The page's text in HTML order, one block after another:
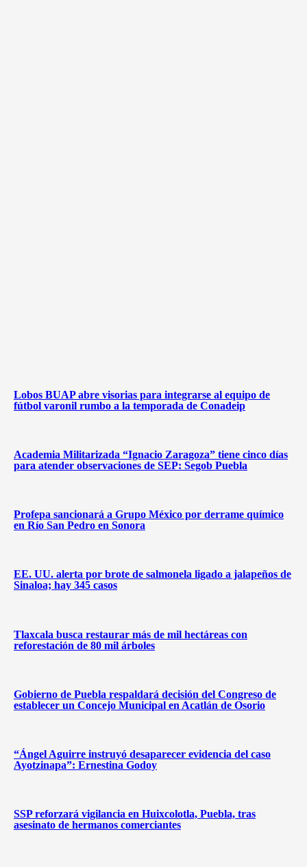
Lobos BUAP abre visorias para integrarse al equipo de
fútbol varonil rumbo a la temporada de Conadeip
Academia Militarizada “Ignacio Zaragoza” tiene cinco días
para atender observaciones de SEP: Segob Puebla
Profepa sancionará a Grupo México por derrame químico
en Río San Pedro en Sonora
EE. UU. alerta por brote de salmonela ligado a jalapeños de
Sinaloa; hay 345 casos
Tlaxcala busca restaurar más de mil hectáreas con
reforestación de 80 mil árboles
Gobierno de Puebla respaldará decisión del Congreso de
establecer un Concejo Municipal en Acatlán de Osorio
“Ángel Aguirre instruyó desaparecer evidencia del caso
Ayotzinapa”: Ernestina Godoy
SSP reforzará vigilancia en Huixcolotla, Puebla, tras
asesinato de hermanos comerciantes